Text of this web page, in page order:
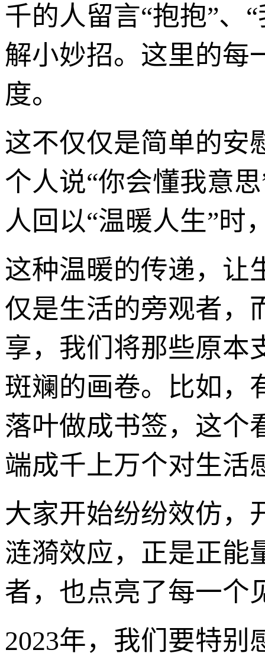
千的人留言“抱抱”、
解小妙招。这里的每
度。
这不仅仅是简单的安
个人说“你会懂我意
人回以“温暖人生”时
这种温暖的传递，让
仅是生活的旁观者，
享，我们将那些原本
斑斓的画卷。比如，
落叶做成书签，这个
端成千上万个对生活
大家开始纷纷效仿，
涟漪效应，正是正
者，也点亮了每一个
2023年，我们要特别